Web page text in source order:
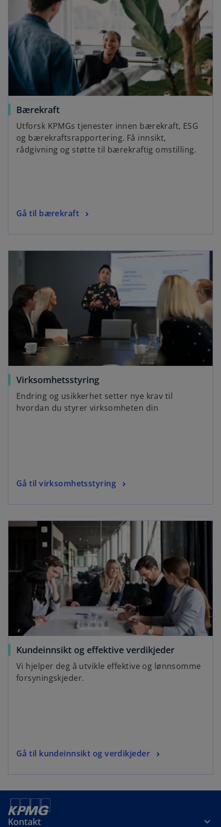
Bærekraft
Utforsk KPMGs tjenester innen bærekraft, ESG
og bærekraftsrapportering. Få innsikt,
rådgivning og støtte til bærekraftig omstilling.
Gå til bærekraft
Virksomhetsstyring
Endring og usikkerhet setter nye krav til
hvordan du styrer virksomheten din
Gå til virksomhetsstyring
Kundeinnsikt og effektive verdikjeder
Vi hjelper deg å utvikle effektive og lønnsomme
forsyningskjeder.
Gå til kundeinnsikt og verdikjeder
Kontakt